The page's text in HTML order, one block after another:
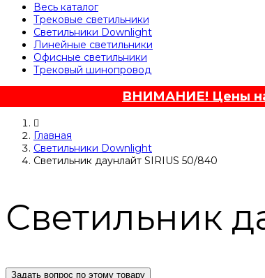
Весь каталог
Трековые светильники
Светильники Downlight
Линейные светильники
Офисные светильники
Трековый шинопровод
ВНИМАНИЕ! Цены
Главная
Светильники Downlight
Светильник даунлайт SIRIUS 50/840
Светильник
Задать вопрос по этому товару